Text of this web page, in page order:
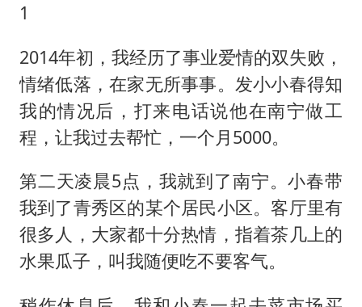
1
2014年初，我经历了事业爱情的双失败，
情绪低落，在家无所事事。发小小春得知
我的情况后，打来电话说他在南宁做工
程，让我过去帮忙，一个月5000。
第二天凌晨5点，我就到了南宁。小春带
我到了青秀区的某个居民小区。客厅里有
很多人，大家都十分热情，指着茶几上的
水果瓜子，叫我随便吃不要客气。